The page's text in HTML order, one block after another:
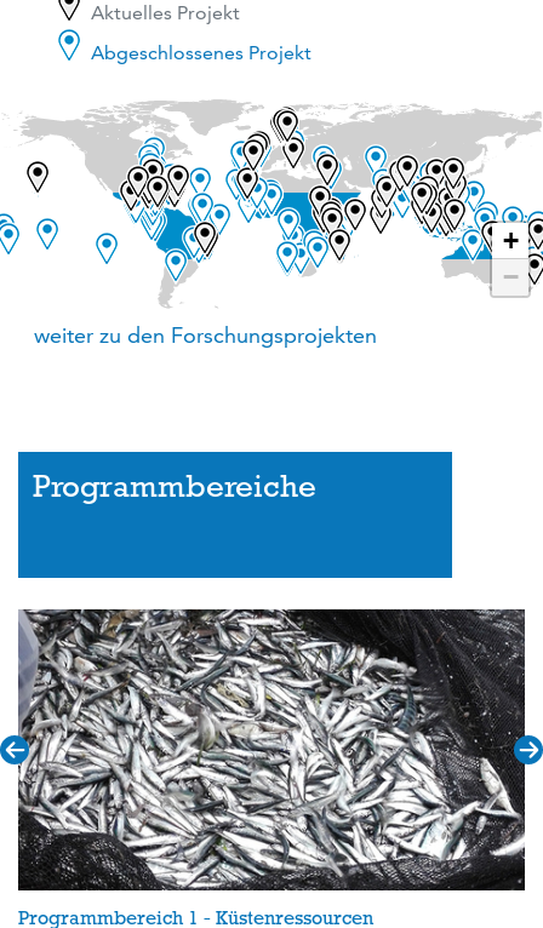
Aktuelles Projekt
Abgeschlossenes Projekt
+
−
weiter zu den Forschungsprojekten
Programmbereiche
Programmbereich 1 - Küstenressourcen